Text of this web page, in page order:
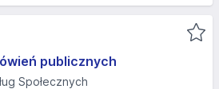
publicznych
Społecznych